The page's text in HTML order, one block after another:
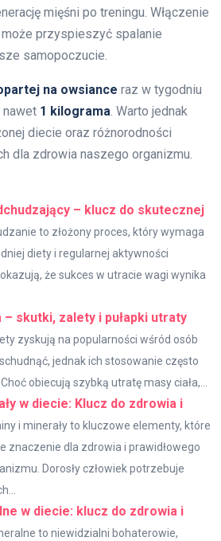
mięśni po treningu. Włączenie
przyspieszyć spalanie
samopoczucie.
na owsiance raz w tygodniu
nawet 1 kilograma . Warto jednak
diecie oraz różnorodności
dla zdrowia naszego organizmu.
– klucz do skutecznej
to złożony proces, który wymaga
diety i regularnej aktywności
że sukces w utracie wagi wynika
skutki, zalety i pułapki utraty
zyskują na popularności wśród osób
jednak ich stosowanie często
obiecują szybką utratę masy ciała,...
w diecie: Klucz do zdrowia i
i minerały to kluczowe elementy, które
znaczenie dla zdrowia i prawidłowego
Dorosły człowiek potrzebuje
w diecie: klucz do zdrowia i
to niewidzialni bohaterowie,